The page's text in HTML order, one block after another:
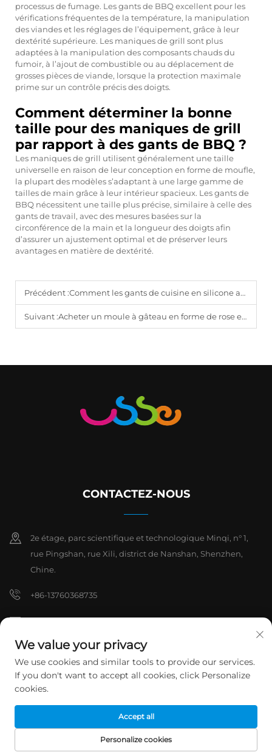
processus de fumage. Les gants de BBQ excellent pour les
vérifications fréquentes de la température, la manipulation
des viandes et les réglages de l’équipement, grâce à leur
dextérité supérieure. Les maniques de grill sont plus
adaptées à la manipulation des composants chauds du
fumoir, à l’ajout de combustible ou au déplacement de
grosses pièces de viande, lorsque la protection maximale
prime sur un contrôle précis des doigts.
Comment déterminer la bonne
taille pour des maniques de grill
par rapport à des gants de BBQ ?
Les maniques de grill utilisent généralement une taille
universelle en raison de leur conception en forme de moufle,
la plupart des modèles s’adaptant à une large gamme de
tailles de main grâce à leur intérieur spacieux. Les gants de
BBQ nécessitent une taille plus précise, similaire à celle des
gants de travail, avec des mesures basées sur la
circonférence de la main et la longueur des doigts afin
d’assurer un ajustement optimal et de préserver leurs
avantages en matière de dextérité.
Précédent :Comment les gants de cuisine en silicone améliorent la sécurité en cuisine
Suivant :Acheter un moule à gâteau en forme de rose en silicone : ce qu’il faut savoir
CONTACTEZ-NOUS
2e étage, parc scientifique et technologique Minqi, n° 1,
rue Pingshan, rue Xili, district de Nanshan, Shenzhen,
Chine.
+86-13760368735
Droits d'auteur © 2026 Shenzhen Hanchuan Industrial Co., Ltd. Tous
droits réservés. Politique de confidentialité
We value your privacy
We use cookies and similar tools to provide our services.
If you don't want to accept all cookies, click Personalize
cookies.
Personalize cookies
Accept all